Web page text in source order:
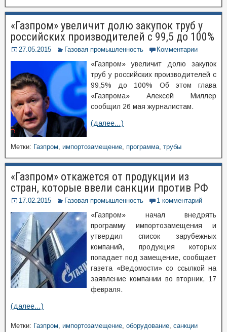
«Газпром» увеличит долю закупок труб у
российских производителей с 99,5 до 100%
27.05.2015 Газовая промышленность Комментарии
«Газпром» увеличит долю закупок
труб у российских производителей с
99,5% до 100% Об этом глава
«Газпрома» Алексей Миллер
сообщил 26 мая журналистам.
(далее…)
Метки: Газпром, импортозамещение, программа, трубы
«Газпром» откажется от продукции из
стран, которые ввели санкции против РФ
17.02.2015 Газовая промышленность 1 комментарий
«Газпром» начал внедрять
программу импортозамещения и
утвердил список зарубежных
компаний, продукция которых
попадает под замещение, сообщает
газета «Ведомости» со ссылкой на
заявление компании во вторник, 17
февраля.
(далее…)
Метки: Газпром, импортозамещение, оборудование, санкции